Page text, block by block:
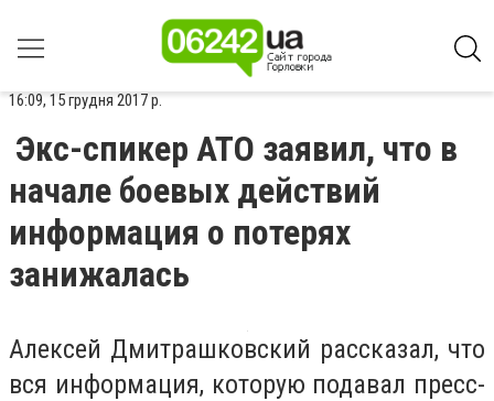
16:09, 15 грудня 2017 р.
Экс-спикер АТО заявил, что в
начале боевых действий
информация о потерях
занижалась
Алексей Дмитрашковский рассказал, что
вся информация, которую подавал пресс-